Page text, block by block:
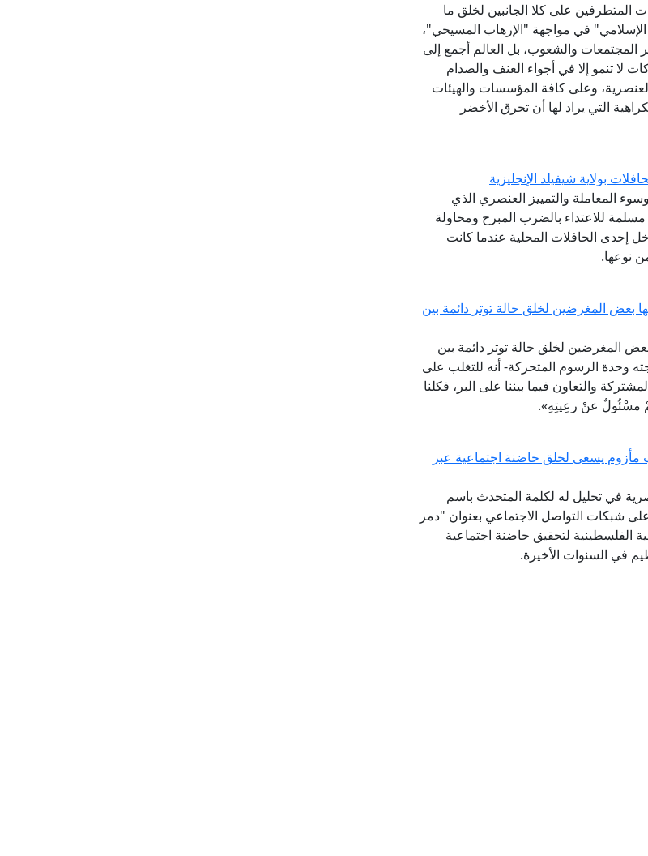
المتطرفين على كلا الجانبين لخلق ما
في مواجهة "الإرهاب المسيحي"،
المجتمعات والشعوب، بل العالم أجمع إلى
لا تنمو إلا في أجواء العنف والصدام
وعلى كافة المؤسسات والهيئات
التي يراد لها أن تحرق الأخضر
بولاية شيفيلد الإنجليزية
وسوء المعاملة والتمييز العنصري الذي
للاعتداء بالضرب المبرح ومحاولة
إحدى الحافلات المحلية عندما كانت
نوعها.
بعض المغرضين لخلق حالة توتر دائمة بين
المغرضين لخلق حالة توتر دائمة بين
وحدة الرسوم المتحركة- أنه للتغلب على
والتعاون فيما بيننا على البر، فكلنا
مسْئُولٌ عنْ رعِيتِهِ».
يسعى لخلق حاضنة اجتماعية عبر
في تحليل له لكلمة المتحدث باسم
شبكات التواصل الاجتماعي بعنوان "دمر
الفلسطينية لتحقيق حاضنة اجتماعية
في السنوات الأخيرة.